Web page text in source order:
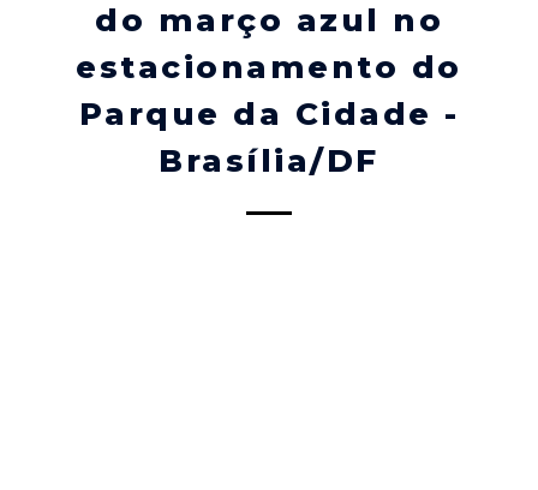
do março azul no
estacionamento do
Parque da Cidade -
Brasília/DF